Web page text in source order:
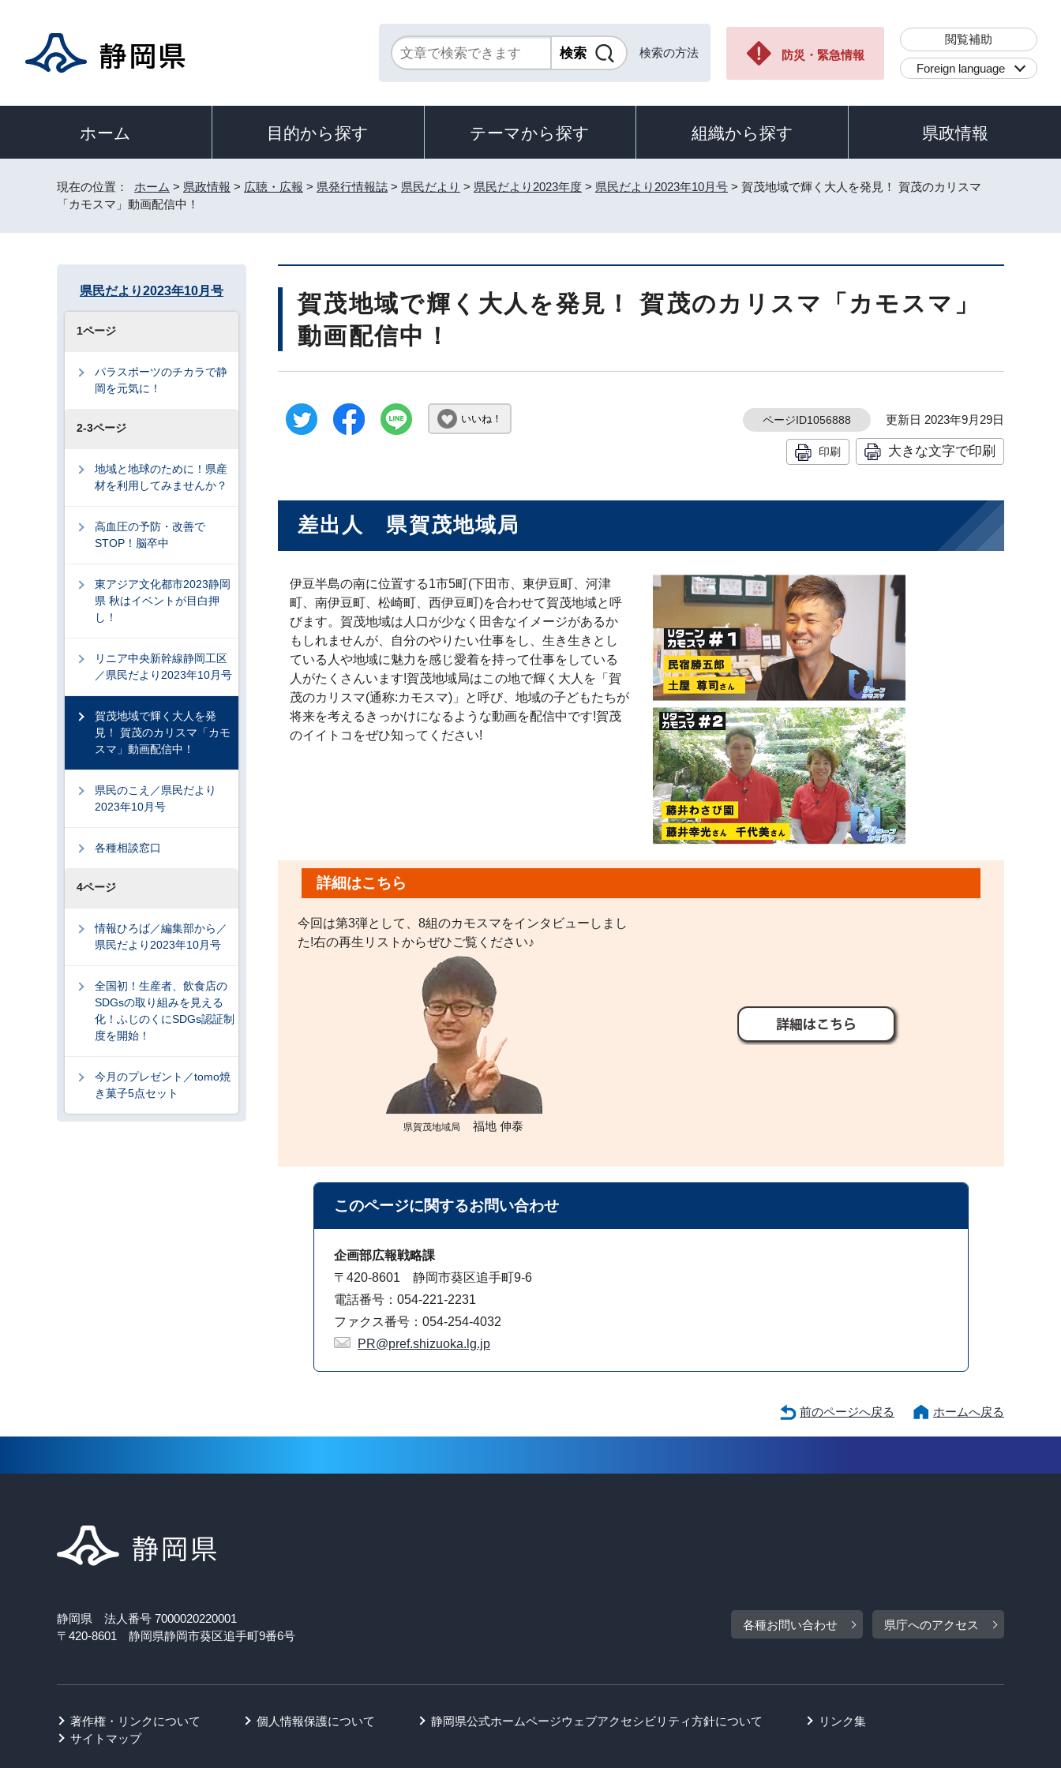
検索の方法 防災・緊急情報
閲覧補助
Foreign language
ホーム 目的から探す テーマから探す 組織から探す 県政情報
現在の位置： ホーム > 県政情報 > 広聴・広報 > 県発行情報誌 > 県民だより > 県民だより2023年度 > 県民だより2023年10月号 > 賀茂地域で輝く大人を発見！ 賀茂のカリスマ
「カモスマ」動画配信中！
賀茂地域で輝く大人を発見！ 賀茂のカリスマ「カモスマ」
動画配信中！
いいね！ ページID1056888 更新日 2023年9月29日
印刷 大きな文字で印刷
差出人 県賀茂地域局
伊豆半島の南に位置する1市5町(下田市、東伊豆町、河津
町、南伊豆町、松崎町、西伊豆町)を合わせて賀茂地域と呼
びます。賀茂地域は人口が少なく田舎なイメージがあるか
もしれませんが、自分のやりたい仕事をし、生き生きとし
ている人や地域に魅力を感じ愛着を持って仕事をしている
人がたくさんいます!賀茂地域局はこの地で輝く大人を「賀
茂のカリスマ(通称:カモスマ)」と呼び、地域の子どもたちが
将来を考えるきっかけになるような動画を配信中です!賀茂
のイイトコをぜひ知ってください!
詳細はこちら
今回は第3弾として、8組のカモスマをインタビューしまし
た!右の再生リストからぜひご覧ください♪
県賀茂地域局 福地 伸泰
このページに関するお問い合わせ
企画部広報戦略課
〒420-8601 静岡市葵区追手町9-6
電話番号：054-221-2231
ファクス番号：054-254-4032
PR@pref.shizuoka.lg.jp
県民だより2023年10月号
1ページ
パラスポーツのチカラで静
岡を元気に！
2-3ページ
地域と地球のために！県産
材を利用してみませんか？
高血圧の予防・改善で
STOP！脳卒中
東アジア文化都市2023静岡
県 秋はイベントが目白押
し！
リニア中央新幹線静岡工区
／県民だより2023年10月号
賀茂地域で輝く大人を発
見！ 賀茂のカリスマ「カモ
スマ」動画配信中！
県民のこえ／県民だより
2023年10月号
各種相談窓口
4ページ
情報ひろば／編集部から／
県民だより2023年10月号
全国初！生産者、飲食店の
SDGsの取り組みを見える
化！ふじのくにSDGs認証制
度を開始！
今月のプレゼント／tomo焼
き菓子5点セット
前のページへ戻る ホームへ戻る
静岡県 法人番号 7000020220001
〒420-8601 静岡県静岡市葵区追手町9番6号
各種お問い合わせ 県庁へのアクセス
著作権・リンクについて 個人情報保護について 静岡県公式ホームページウェブアクセシビリティ方針について
リンク集
サイトマップ